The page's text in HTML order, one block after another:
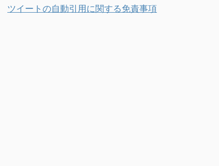
ツイートの自動引用に関する免責事項